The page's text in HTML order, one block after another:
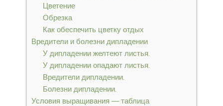
Цветение
Обрезка
Как обеспечить цветку отдых
Вредители и болезни дипладении
У дипладении желтеют листья.
У дипладении опадают листья.
Вредители дипладении.
Болезни дипладении.
Условия выращивания — таблица